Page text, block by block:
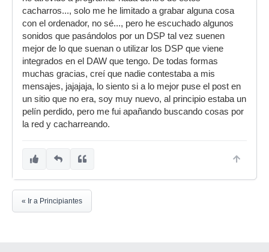
cacharros..., solo me he limitado a grabar alguna cosa
con el ordenador, no sé..., pero he escuchado algunos
sonidos que pasándolos por un DSP tal vez suenen
mejor de lo que suenan o utilizar los DSP que viene
integrados en el DAW que tengo. De todas formas
muchas gracias, creí que nadie contestaba a mis
mensajes, jajajaja, lo siento si a lo mejor puse el post en
un sitio que no era, soy muy nuevo, al principio estaba un
pelín perdido, pero me fui apañando buscando cosas por
la red y cacharreando.
« Ir a Principiantes